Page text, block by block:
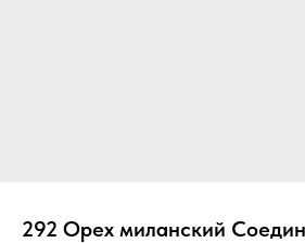
292 Орех миланский